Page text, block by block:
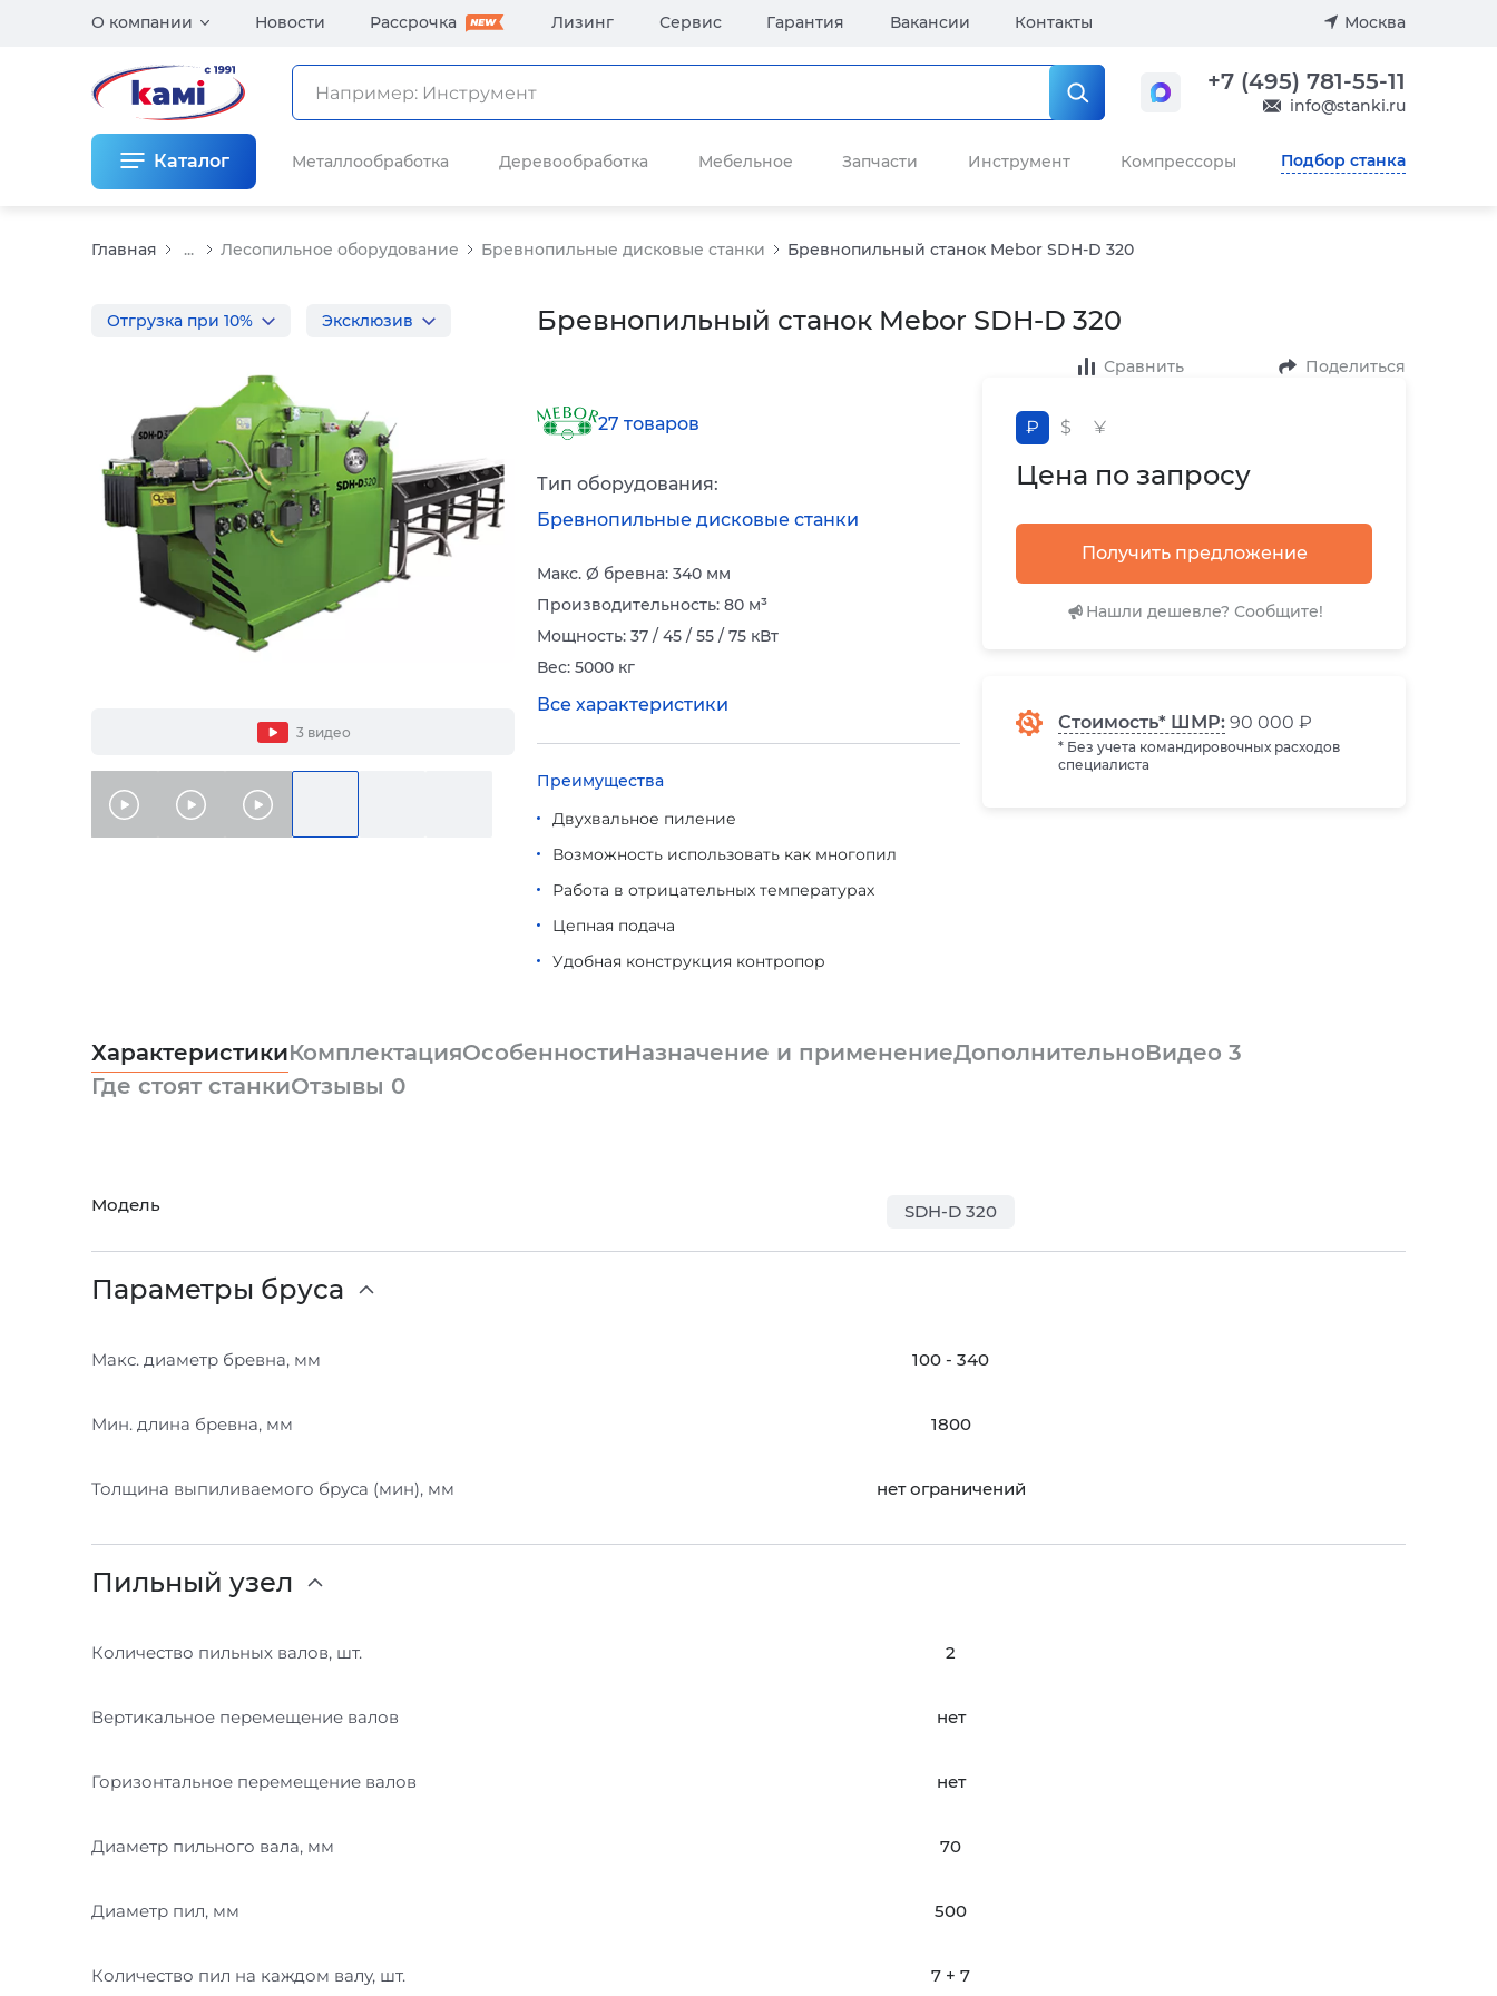
О компании Новости Рассрочка Лизинг Сервис Гарантия Вакансии Контакты Москва
+7 (495) 781-55-11
info@stanki.ru
Каталог Металлообработка Деревообработка Мебельное Запчасти Инструмент Компрессоры Подбор станка
Главная ... Лесопильное оборудование Бревнопильные дисковые станки Бревнопильный станок Mebor SDH-D 320
Бревнопильный станок Mebor SDH-D 320
Сравнить Поделиться
Отгрузка при 10% Эксклюзив
3 видео
₽ $ ¥
Цена по запросу
Получить предложение
Нашли дешевле? Сообщите!
Стоимость* ШМР: 90 000 ₽
* Без учета командировочных расходов
специалиста
27 товаров
Тип оборудования:
Бревнопильные дисковые станки
Макс. Ø бревна: 340 мм
Производительность: 80 м³
Мощность: 37 / 45 / 55 / 75 кВт
Вес: 5000 кг
Все характеристики
Преимущества
Двухвальное пиление
Возможность использовать как многопил
Работа в отрицательных температурах
Цепная подача
Удобная конструкция контропор
ХарактеристикиКомплектацияОсобенностиНазначение и применениеДополнительноВидео 3
Где стоят станкиОтзывы 0
Модель SDH-D 320
Параметры бруса
Макс. диаметр бревна, мм 100 - 340
Мин. длина бревна, мм 1800
Толщина выпиливаемого бруса (мин), мм нет ограничений
Пильный узел
Количество пильных валов, шт. 2
Вертикальное перемещение валов нет
Горизонтальное перемещение валов нет
Диаметр пильного вала, мм 70
Диаметр пил, мм 500
Количество пил на каждом валу, шт. 7 + 7